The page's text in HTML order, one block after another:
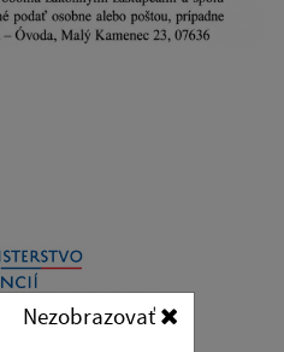
Nezobrazovať